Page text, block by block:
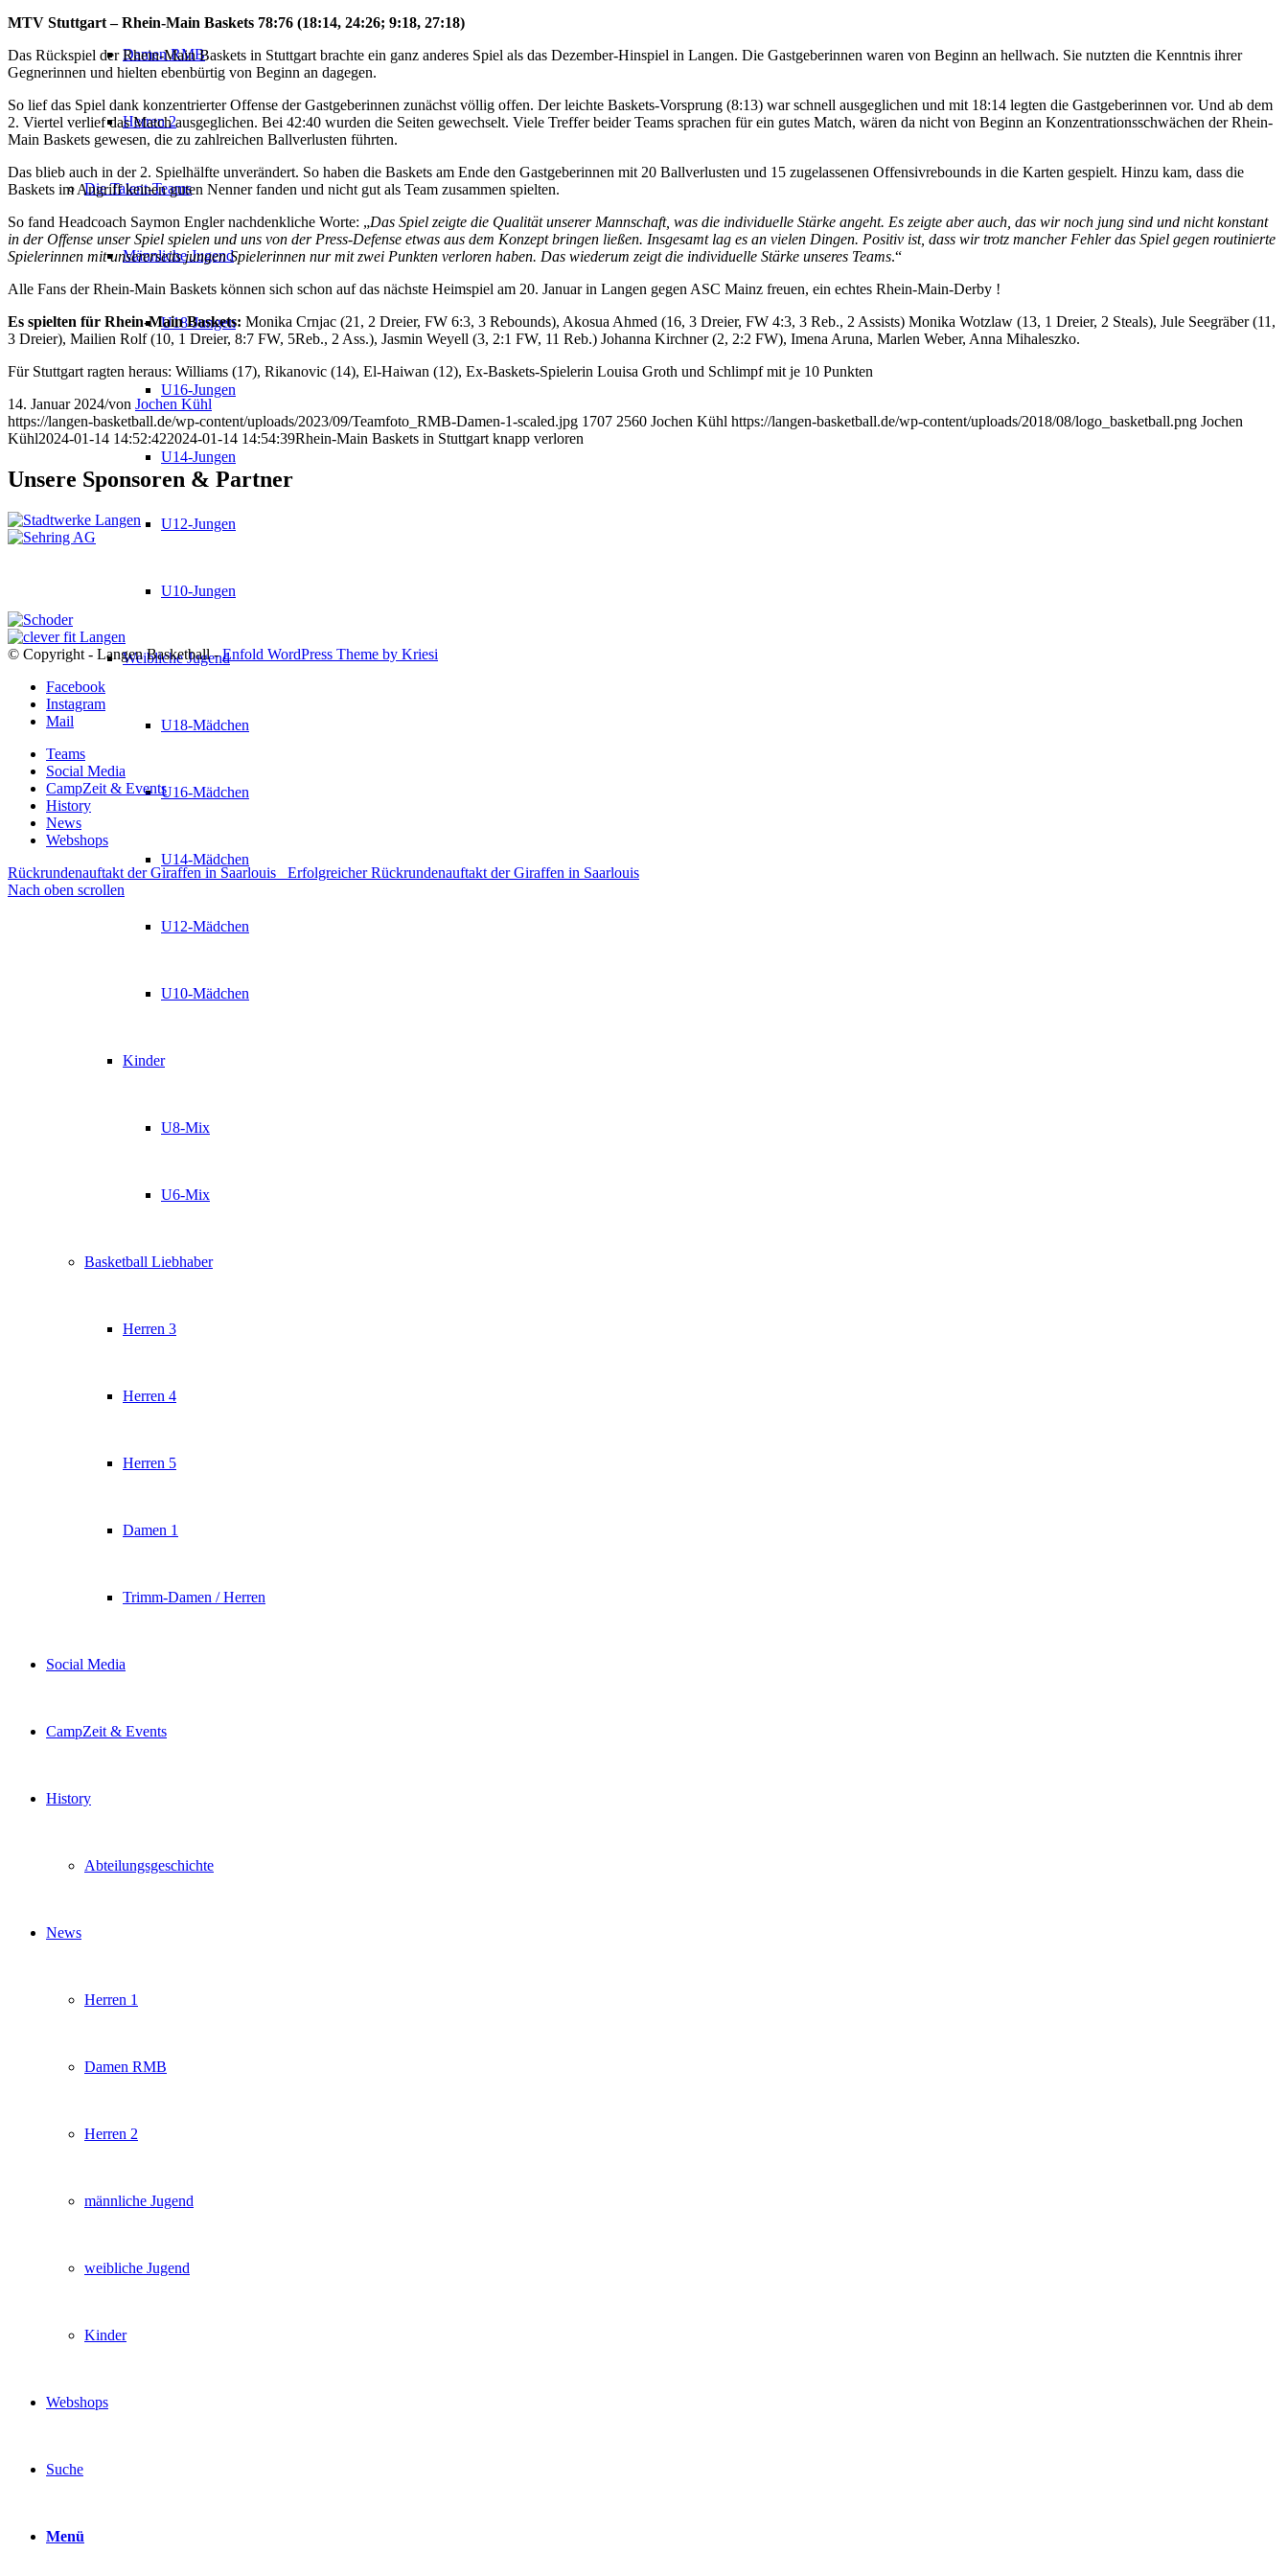
Damen RMB
Herren 2
Die Talent-Teams
Männliche Jugend
U18-Jungen
U16-Jungen
U14-Jungen
U12-Jungen
U10-Jungen
Weibliche Jugend
U18-Mädchen
U16-Mädchen
U14-Mädchen
U12-Mädchen
U10-Mädchen
Kinder
U8-Mix
U6-Mix
Basketball Liebhaber
Herren 3
Herren 4
Herren 5
Damen 1
Trimm-Damen / Herren
Social Media
CampZeit & Events
History
Abteilungsgeschichte
News
Herren 1
Damen RMB
Herren 2
männliche Jugend
weibliche Jugend
Kinder
Webshops
Suche
Menü
MTV Stuttgart – Rhein-Main Baskets 78:76 (18:14, 24:26; 9:18, 27:18)
Das Rückspiel der Rhein-Main Baskets in Stuttgart brachte ein ganz anderes Spiel als das Dezember-Hinspiel in Langen. Die Gastgeberinnen waren von Beginn an hellwach. Sie nutzten die Kenntnis ihrer
Gegnerinnen und hielten ebenbürtig von Beginn an dagegen.
So lief das Spiel dank konzentrierter Offense der Gastgeberinnen zunächst völlig offen. Der leichte Baskets-Vorsprung (8:13) war schnell ausgeglichen und mit 18:14 legten die Gastgeberinnen vor. Und ab dem
2. Viertel verlief das Match ausgeglichen. Bei 42:40 wurden die Seiten gewechselt. Viele Treffer beider Teams sprachen für ein gutes Match, wären da nicht von Beginn an Konzentrationsschwächen der Rhein-
Main Baskets gewesen, die zu zahlreichen Ballverlusten führten.
Das blieb auch in der 2. Spielhälfte unverändert. So haben die Baskets am Ende den Gastgeberinnen mit 20 Ballverlusten und 15 zugelassenen Offensivrebounds in die Karten gespielt. Hinzu kam, dass die
Baskets im Angriff keinen guten Nenner fanden und nicht gut als Team zusammen spielten.
So fand Headcoach Saymon Engler nachdenkliche Worte: „Das Spiel zeigte die Qualität unserer Mannschaft, was die individuelle Stärke angeht. Es zeigte aber auch, das wir noch jung sind und nicht konstant
in der Offense unser Spiel spielen und uns von der Press-Defense etwas aus dem Konzept bringen ließen. Insgesamt lag es an vielen Dingen. Positiv ist, dass wir trotz mancher Fehler das Spiel gegen routinierte
Spielerinnen mit unsererseits jungen Spielerinnen nur mit zwei Punkten verloren haben. Das wiederum zeigt die individuelle Stärke unseres Teams.“
Alle Fans der Rhein-Main Baskets können sich schon auf das nächste Heimspiel am 20. Januar in Langen gegen ASC Mainz freuen, ein echtes Rhein-Main-Derby !
Es spielten für Rhein-Main Baskets: Monika Crnjac (21, 2 Dreier, FW 6:3, 3 Rebounds), Akosua Ahmed (16, 3 Dreier, FW 4:3, 3 Reb., 2 Assists) Monika Wotzlaw (13, 1 Dreier, 2 Steals), Jule Seegräber (11,
3 Dreier), Mailien Rolf (10, 1 Dreier, 8:7 FW, 5Reb., 2 Ass.), Jasmin Weyell (3, 2:1 FW, 11 Reb.) Johanna Kirchner (2, 2:2 FW), Imena Aruna, Marlen Weber, Anna Mihaleszko.
Für Stuttgart ragten heraus: Williams (17), Rikanovic (14), El-Haiwan (12), Ex-Baskets-Spielerin Louisa Groth und Schlimpf mit je 10 Punkten
14. Januar 2024/von Jochen Kühl
https://langen-basketball.de/wp-content/uploads/2023/09/Teamfoto_RMB-Damen-1-scaled.jpg 1707 2560 Jochen Kühl https://langen-basketball.de/wp-content/uploads/2018/08/logo_basketball.png Jochen
Kühl2024-01-14 14:52:422024-01-14 14:54:39Rhein-Main Baskets in Stuttgart knapp verloren
Unsere Sponsoren & Partner
© Copyright - Langen Basketball -Enfold WordPress Theme by Kriesi
Facebook
Instagram
Mail
Teams
Social Media
CampZeit & Events
History
News
Webshops
Rückrundenauftakt der Giraffen in Saarlouis
Erfolgreicher Rückrundenauftakt der Giraffen in Saarlouis
Nach oben scrollen